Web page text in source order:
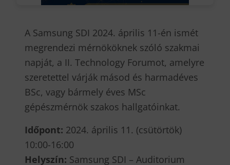
A Samsung SDI 2024. április 11-én ismét
megrendezi mérnököknek szóló szakmai
napját, a II. Technology Forumot, amelyre
szeretettel várják másod és harmadéves
BSc, vagy bármely éves MSc
gépészmérnök szakos hallgatóinkat.
Időpont: 2024. április 11. (csütörtök)
10:00-16:00
Helyszín: Samsung SDI – Auditorium